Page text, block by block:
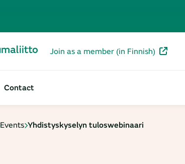
Join as a member (in Finnish)
Contact
Events Yhdistyskyselyn tuloswebinaari